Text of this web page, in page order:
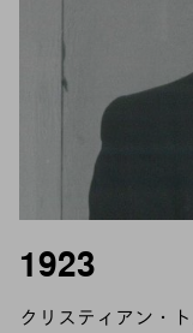
1923
クリスティアン・